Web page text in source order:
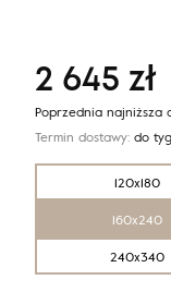
120x180
160x240
240x340
2 645 zł
Poprzednia najniższa
Termin dostawy: do